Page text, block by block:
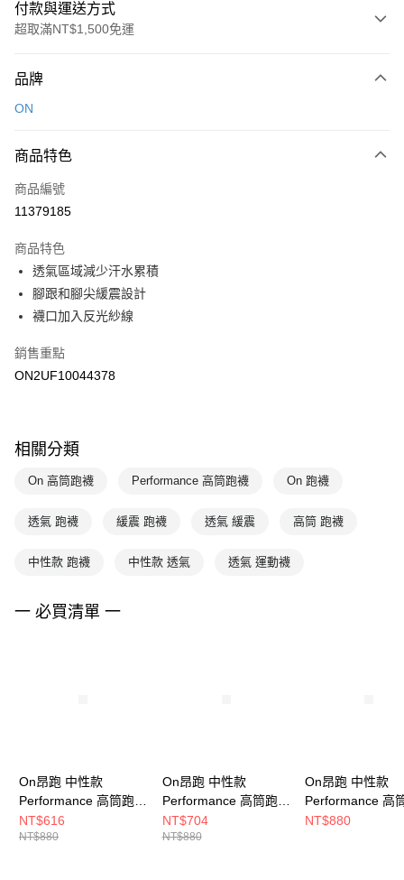
付款與運送方式
超取滿NT$1,500免運
信用卡一次付款
Apple Pay
悠遊付
7-11取貨(快速到店)
每筆NT$100，滿NT$1,500(含以上)免運費
宅配-本島
每筆NT$100，滿NT$1,500(含以上)免運費
品牌
ON
商品特色
商品編號
11379185
商品特色
透氣區域減少汗水累積
腳跟和腳尖緩震設計
襪口加入反光紗線
銷售重點
ON2UF10044378
相關分類
On 高筒跑襪 Performance 高筒跑襪 On 跑襪
透氣 跑襪 緩震 跑襪 透氣 緩震 高筒 跑襪
中性款 跑襪 中性款 透氣 透氣 運動襪
一 必買清單 一
On昂跑 中性款
Performance 高筒跑襪
地平線藍/白
NT$616
NT$880
On昂跑 中性款
Performance 高筒跑襪
灰藍/萊姆黃
NT$704
NT$880
On昂跑 中性款
Performance 高
黑/月蝕灰
NT$880